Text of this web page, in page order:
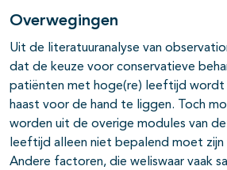
Overwegingen
Uit de literatuuranalyse van
dat de keuze voor conservatieve
patiënten met hoge(re) leeftijd wordt
haast voor de hand te liggen. Toch
worden uit de overige modules van
leeftijd alleen niet bepalend moet zijn
Andere factoren, die weliswaar vaak